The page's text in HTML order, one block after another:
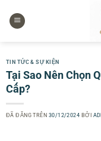
đến
TIN TỨC & SỰ KIỆN
Tại Sao Nên Chọn
Cấp?
ĐÃ ĐĂNG TRÊN 30/12/2024 BỞI